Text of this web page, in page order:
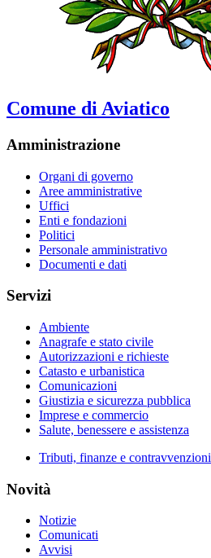
Comune di Aviatico
Amministrazione
Organi di governo
Aree amministrative
Uffici
Enti e fondazioni
Politici
Personale amministrativo
Documenti e dati
Servizi
Ambiente
Anagrafe e stato civile
Autorizzazioni e richieste
Catasto e urbanistica
Comunicazioni
Giustizia e sicurezza pubblica
Imprese e commercio
Salute, benessere e assistenza
Tributi, finanze e contravvenzioni
Novità
Notizie
Comunicati
Avvisi